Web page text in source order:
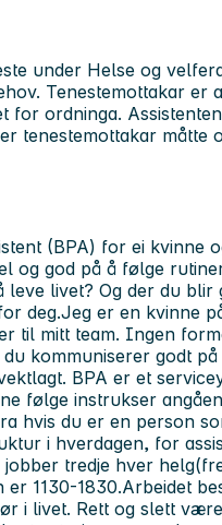
under Helse og
Tenestemottakar er
for ordninga.
tenestemottakar måtte
(BPA) for ei kvinne
og god på å følge
livet? Og der du blir
deg.Jeg er en kvinne
til mitt team. Ingen
kommuniserer godt
BPA er et
følge instrukser
hvis du er en person
i hverdagen, for
tredje hver
er 1130-1830.Arbeidet
i livet. Rett og slett